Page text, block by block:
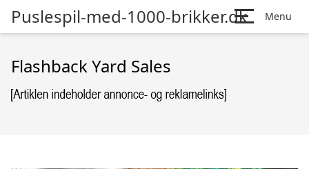
Puslespil-med-1000-brikker.dk Menu
Flashback Yard Sales